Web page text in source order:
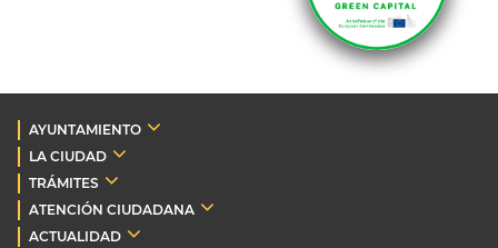
AYUNTAMIENTO
LA CIUDAD
TRÁMITES
ATENCIÓN CIUDADANA
ACTUALIDAD